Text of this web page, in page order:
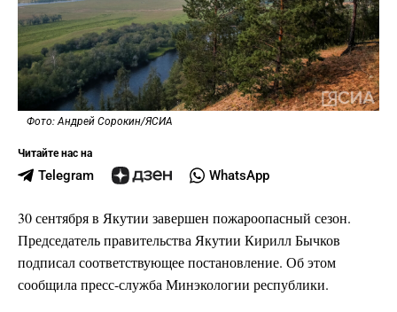
Фото: Андрей Сорокин/ЯСИА
Читайте нас на
Telegram WhatsApp
30 сентября в Якутии завершен пожароопасный сезон.
Председатель правительства Якутии Кирилл Бычков
подписал соответствующее постановление. Об этом
сообщила пресс-служба Минэкологии республики.